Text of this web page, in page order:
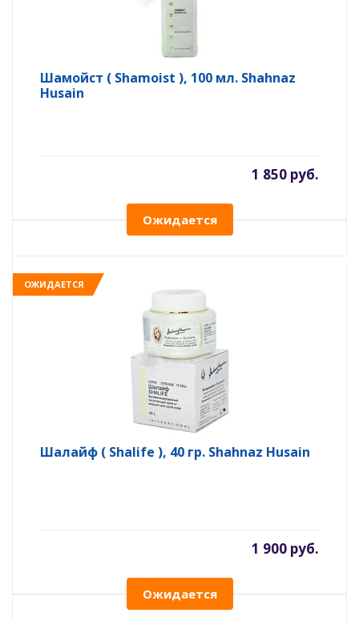
Шамойст ( Shamoist ), 100 мл. Shahnaz
Husain
1 850 руб.
Ожидается
ОЖИДАЕТСЯ
Шалайф ( Shalife ), 40 гр. Shahnaz Husain
1 900 руб.
Ожидается